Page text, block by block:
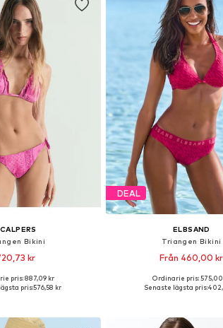
Bikini
kr
storlekar: M
pris: 887,09 kr
pris:576,58 kr
DEAL
ELBSAND
Triangen Bikini
Från 460,00 kr
Tillgänglig i många
Ordinarie pris:
Senaste lägsta pris: